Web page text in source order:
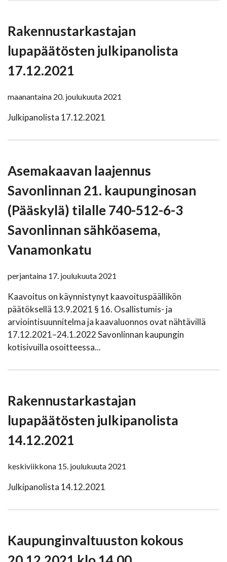
Rakennustarkastajan
lupapäätösten julkipanolista
17.12.2021
maanantaina 20. joulukuuta 2021
Julkipanolista 17.12.2021
Asemakaavan laajennus
Savonlinnan 21. kaupunginosan
(Pääskylä) tilalle 740-512-6-3
Savonlinnan sähköasema,
Vanamonkatu
perjantaina 17. joulukuuta 2021
Kaavoitus on käynnistynyt kaavoituspäällikön
päätöksellä 13.9.2021 § 16. Osallistumis- ja
arviointisuunnitelma ja kaavaluonnos ovat nähtävillä
17.12.2021–24.1.2022 Savonlinnan kaupungin
kotisivuilla osoitteessa...
Rakennustarkastajan
lupapäätösten julkipanolista
14.12.2021
keskiviikkona 15. joulukuuta 2021
Julkipanolista 14.12.2021
Kaupunginvaltuuston kokous